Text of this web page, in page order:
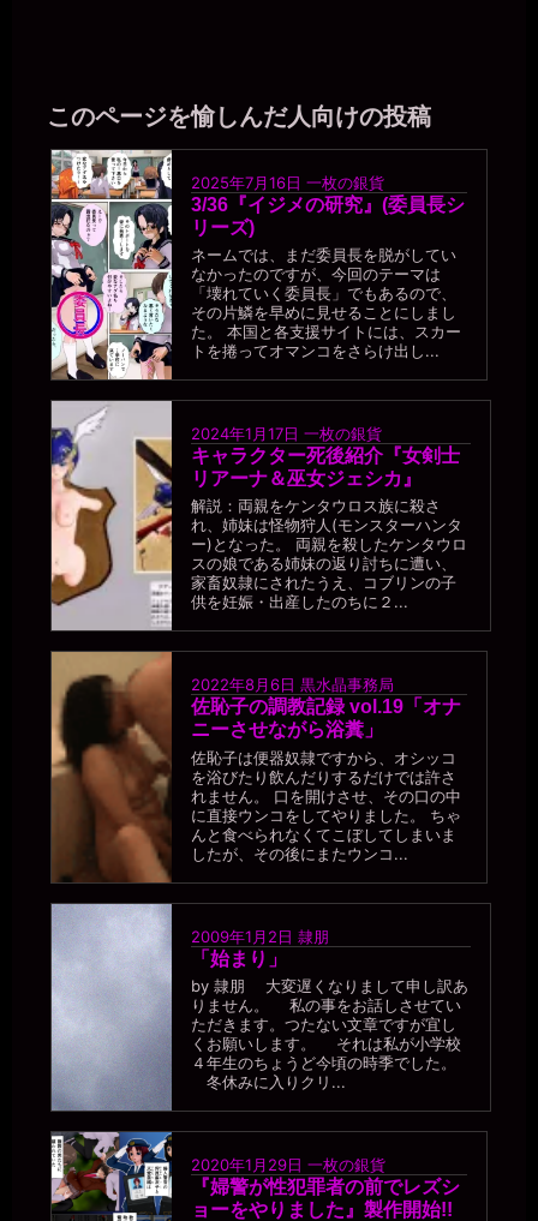
このページを愉しんだ人向けの投稿
2025年7月16日 一枚の銀貨
3/36『イジメの研究』(委員長シ
リーズ)
ネームでは、まだ委員長を脱がしてい
なかったのですが、今回のテーマは
「壊れていく委員長」でもあるので、
その片鱗を早めに見せることにしまし
た。 本国と各支援サイトには、スカー
トを捲ってオマンコをさらけ出し...
2024年1月17日 一枚の銀貨
キャラクター死後紹介『女剣士
リアーナ＆巫女ジェシカ』
解説：両親をケンタウロス族に殺さ
れ、姉妹は怪物狩人(モンスターハンタ
ー)となった。 両親を殺したケンタウロ
スの娘である姉妹の返り討ちに遭い、
家畜奴隷にされたうえ、コブリンの子
供を妊娠・出産したのちに２...
2022年8月6日 黒水晶事務局
佐恥子の調教記録 vol.19「オナ
ニーさせながら浴糞」
佐恥子は便器奴隷ですから、オシッコ
を浴びたり飲んだりするだけでは許さ
れません。 口を開けさせ、その口の中
に直接ウンコをしてやりました。 ちゃ
んと食べられなくてこぼしてしまいま
したが、その後にまたウンコ...
2009年1月2日 隷朋
「始まり」
by 隷朋 大変遅くなりまして申し訳あ
りません。 私の事をお話しさせてい
ただきます。つたない文章ですが宜し
くお願いします。 それは私が小学校
４年生のちょうど今頃の時季でした。
冬休みに入りクリ...
2020年1月29日 一枚の銀貨
『婦警が性犯罪者の前でレズシ
ョーをやりました』製作開始!!
一枚の銀貨
2026年6月28日 - 20:17
そういや、ゼミの人たちに呼び出されたときなんかのトイレはどう
してるんだ？ 一応は、部屋のを使わせてもらってるのか？
miiki0119
2026年6月28日 - 20:19
男子トイレや外で使っていただいている時はオシッコは垂れ流しで
す。。建物の中の時とかはご迷惑をおかけしないようにトイレを使
わせていただいています。。大はトイレです。。
一枚の銀貨
2026年6月28日 - 20:20
する姿くらいは見せてやれ。
miiki0119
2026年6月28日 - 20:21
うう。。でも女子トイレに男性が入るのは何かあった時問題になっ
ちゃいます。。
一枚の銀貨
2026年6月28日 - 20:21
みんなに馬鹿にしてもらえるよう、「便器様、肉便器の私が使うこ
とをお許し下さい。」とか言いながら。
2026年6月28日 - 20:22
ああ、そうか。じゃあ、女子トイレに入る前に皆に「肉便器のくせ
に、人間様のトイレを使わせていただき、ありがとうございます」
とお礼を言うんだぞ。
miiki0119
2026年6月28日 - 20:23
ああ。。かしこまりましたぁ。。
一枚の銀貨
2026年6月28日 - 20:25
今までは、トイレを使わせてもらう時に何も言ってなかったのか？
miiki0119
2026年6月28日 - 20:25
うう。。はい。。申し訳ありません。。
一枚の銀貨
2026年6月28日 - 20:27
そりゃ、イカンなぁ。自分を人間だと勘違いしてる証拠だぞ。
miiki0119
2026年6月28日 - 20:27
うう。。申し訳ありませんでした。。
一枚の銀貨
2026年6月28日 - 20:30
今もまたマンコを濡らしてるのか？ 自室だからと裸になってんの
か？